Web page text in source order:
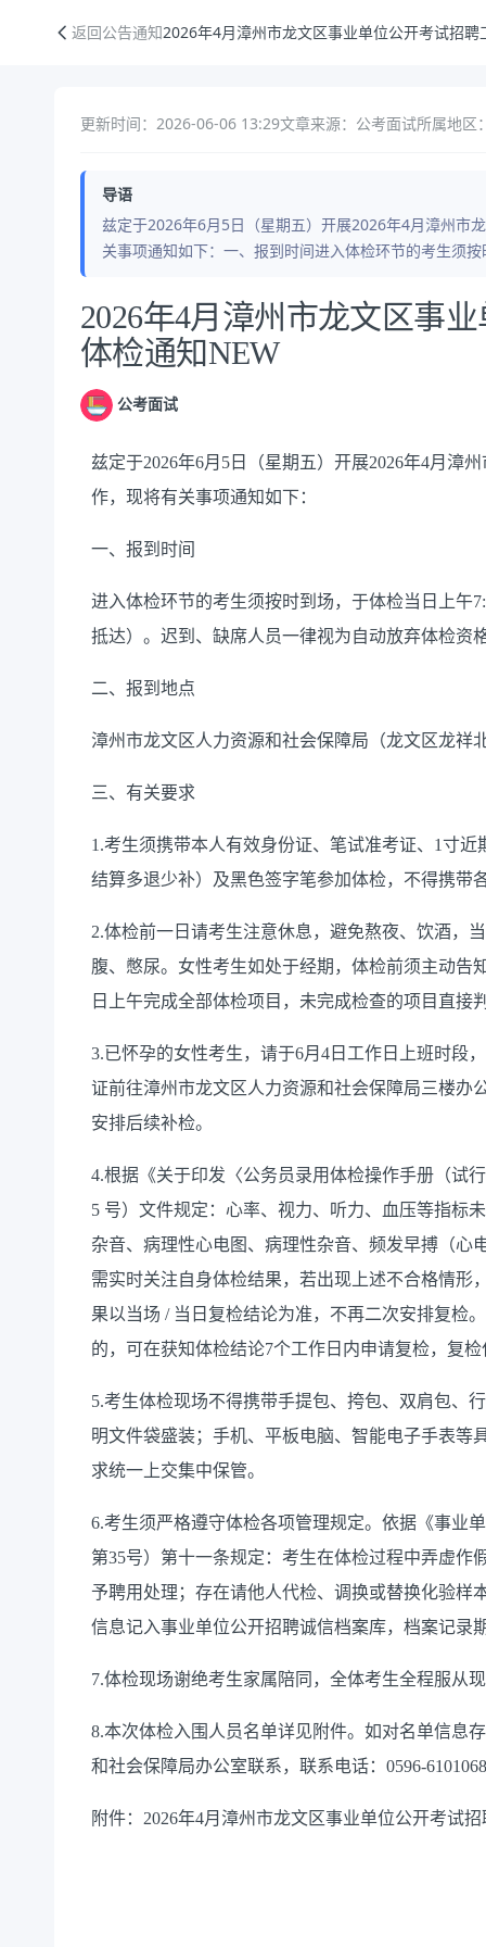
返回公告通知2026年4月漳州市龙文区事业单位公开考试招聘
更新时间：2026-06-06 13:29文章来源：公考面试所属地区
导语
兹定于2026年6月5日（星期五）开展2026年4月漳州市
关事项通知如下：一、报到时间进入体检环节的考生须
公告正文
2026年4月漳州市龙文区事
体检通知NEW
公考面试
兹定于2026年6月5日（星期五）开展2026年4月漳
作，现将有关事项通知如下：
一、报到时间
进入体检环节的考生须按时到场，于体检当日上午
抵达）。迟到、缺席人员一律视为自动放弃体检资
二、报到地点
漳州市龙文区人力资源和社会保障局（龙文区龙祥
三、有关要求
1.考生须携带本人有效身份证、笔试准考证、1寸
结算多退少补）及黑色签字笔参加体检，不得携带
2.体检前一日请考生注意休息，避免熬夜、饮酒，
腹、憋尿。女性考生如处于经期，体检前须主动告
日上午完成全部体检项目，未完成检查的项目直接
3.已怀孕的女性考生，请于6月4日工作日上班时段
证前往漳州市龙文区人力资源和社会保障局三楼办
安排后续补检。
4.根据《关于印发〈公务员录用体检操作手册（试
5 号）文件规定：心率、视力、听力、血压等指标
杂音、病理性心电图、病理性杂音、频发早搏（心
需实时关注自身体检结果，若出现上述不合格情形
果以当场 / 当日复检结论为准，不再二次安排复检
的，可在获知体检结论7个工作日内申请复检，复
5.考生体检现场不得携带手提包、挎包、双肩包、
明文件袋盛装；手机、平板电脑、智能电子手表等
求统一上交集中保管。
6.考生须严格遵守体检各项管理规定。依据《事业
第35号）第十一条规定：考生在体检过程中弄虚
予聘用处理；存在请他人代检、调换或替换化验样
信息记入事业单位公开招聘诚信档案库，档案记录
7.体检现场谢绝考生家属陪同，全体考生全程服从
8.本次体检入围人员名单详见附件。如对名单信息
和社会保障局办公室联系，联系电话：0596-
附件：2026年4月漳州市龙文区事业单位公开考试